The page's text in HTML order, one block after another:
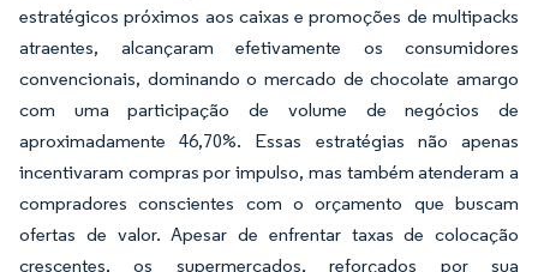
estratégicos próximos aos caixas e promoções de multipacks
atraentes, alcançaram efetivamente os consumidores
convencionais, dominando o mercado de chocolate amargo
com uma participação de volume de negócios de
aproximadamente 46,70%. Essas estratégias não apenas
incentivaram compras por impulso, mas também atenderam a
compradores conscientes com o orçamento que buscam
ofertas de valor. Apesar de enfrentar taxas de colocação
crescentes, os supermercados, reforçados por sua